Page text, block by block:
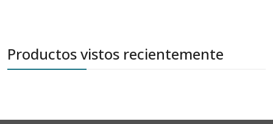
Productos vistos recientemente